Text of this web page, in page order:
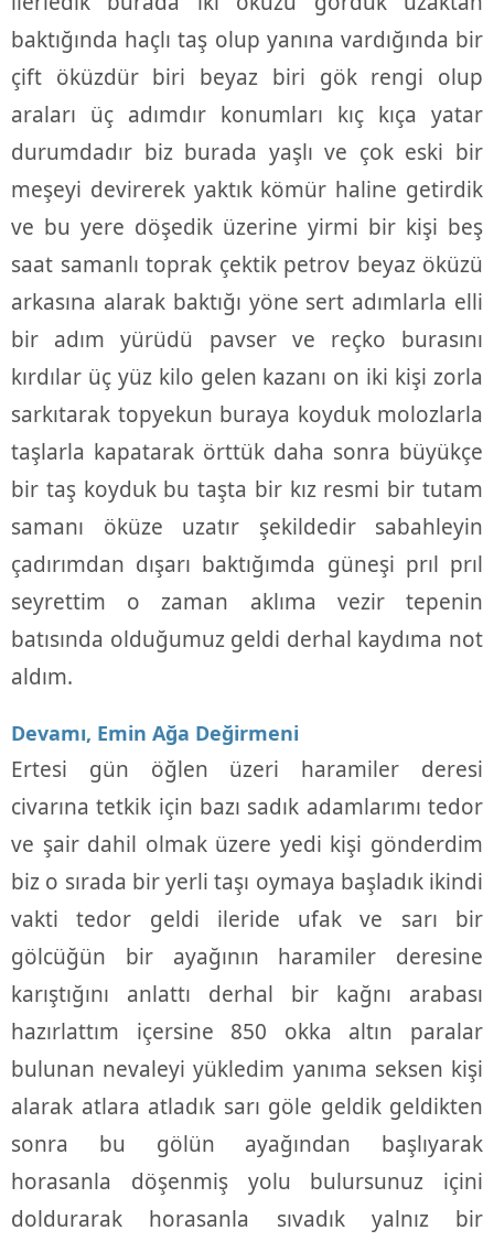
baktığında haçlı taş olup yanına vardığında bir
çift öküzdür biri beyaz biri gök rengi olup
araları üç adımdır konumları kıç kıça yatar
durumdadır biz burada yaşlı ve çok eski bir
meşeyi devirerek yaktık kömür haline getirdik
ve bu yere döşedik üzerine yirmi bir kişi beş
saat samanlı toprak çektik petrov beyaz öküzü
arkasına alarak baktığı yöne sert adımlarla elli
bir adım yürüdü pavser ve reçko burasını
kırdılar üç yüz kilo gelen kazanı on iki kişi zorla
sarkıtarak topyekun buraya koyduk molozlarla
taşlarla kapatarak örttük daha sonra büyükçe
bir taş koyduk bu taşta bir kız resmi bir tutam
samanı öküze uzatır şekildedir sabahleyin
çadırımdan dışarı baktığımda güneşi prıl prıl
seyrettim o zaman aklıma vezir tepenin
batısında olduğumuz geldi derhal kaydıma not
aldım.
Devamı, Emin Ağa Değirmeni
Ertesi gün öğlen üzeri haramiler deresi
civarına tetkik için bazı sadık adamlarımı tedor
ve şair dahil olmak üzere yedi kişi gönderdim
biz o sırada bir yerli taşı oymaya başladık ikindi
vakti tedor geldi ileride ufak ve sarı bir
gölcüğün bir ayağının haramiler deresine
karıştığını anlattı derhal bir kağnı arabası
hazırlattım içersine 850 okka altın paralar
bulunan nevaleyi yükledim yanıma seksen kişi
alarak atlara atladık sarı göle geldik geldikten
sonra bu gölün ayağından başlıyarak
horasanla döşenmiş yolu bulursunuz içini
doldurarak horasanla sıvadık yalnız bir